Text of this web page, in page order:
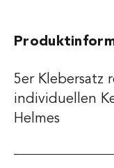
5er Klebersatz
individuellen
Helmes